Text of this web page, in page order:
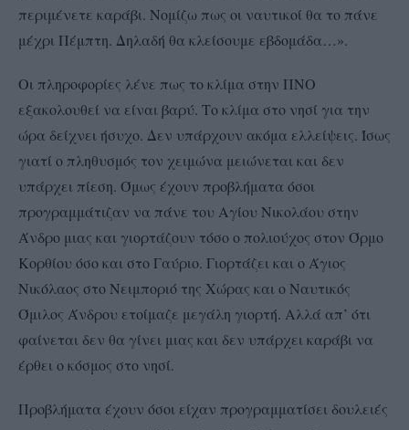
περιμένετε καράβι. Νομίζω πως οι ναυτικοί θα το πάνε
μέχρι Πέμπτη. Δηλαδή θα κλείσουμε εβδομάδα…».
Οι πληροφορίες λένε πως το κλίμα στην ΠΝΟ
εξακολουθεί να είναι βαρύ. Το κλίμα στο νησί για την
ώρα δείχνει ήσυχο. Δεν υπάρχουν ακόμα ελλείψεις. Ίσως
γιατί ο πληθυσμός τον χειμώνα μειώνεται και δεν
υπάρχει πίεση. Όμως έχουν προβλήματα όσοι
προγραμμάτιζαν να πάνε του Αγίου Νικολάου στην
Άνδρο μιας και γιορτάζουν τόσο ο πολιούχος στον Όρμο
Κορθίου όσο και στο Γαύριο. Γιορτάζει και ο Άγιος
Νικόλαος στο Νειμποριό της Χώρας και ο Ναυτικός
Όμιλος Άνδρου ετοίμαζε μεγάλη γιορτή. Αλλά απ’ ότι
φαίνεται δεν θα γίνει μιας και δεν υπάρχει καράβι να
έρθει ο κόσμος στο νησί.
Προβλήματα έχουν όσοι είχαν προγραμματίσει δουλειές